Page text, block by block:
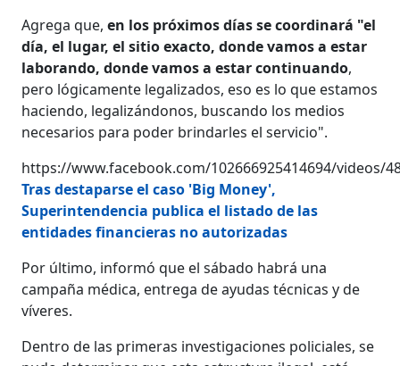
Agrega que,en los próximos días se coordinará "el
día, el lugar, el sitio exacto, donde vamos a estar
laborando, donde vamos a estar continuando,
pero lógicamente legalizados, eso es lo que estamos
haciendo, legalizándonos, buscando los medios
necesarios para poder brindarles el servicio".
https://www.facebook.com/102666925414694/videos/
Tras destaparse el caso 'Big Money',
Superintendencia publica el listado de las
entidades financieras no autorizadas
Por último, informó que el sábado habrá una
campaña médica, entrega de ayudas técnicas y de
víveres.
Dentro de las primeras investigaciones policiales, se